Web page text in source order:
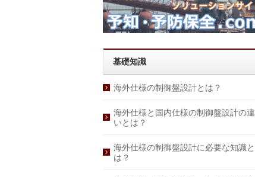
基礎知識
海外仕様の制御盤設計とは？
海外仕様と国内仕様の制御盤設計の違
いとは？
海外仕様の制御盤設計に必要な知識と
は？